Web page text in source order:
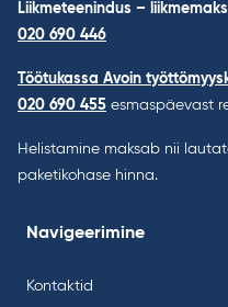
Liikmeteenindus –
020 690 446
Töötukassa Avoin
020 690 455 esmaspäevast
Helistamine maksab nii
paketikohase hinna.
Navigeerimine
Kontaktid